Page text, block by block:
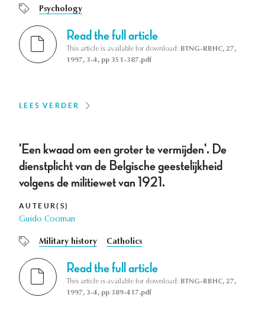
Psychology
Read the full article
This article is available for download: BTNG-RBHC, 27,
1997, 3-4, pp 351-387.pdf
LEES VERDER
'Een kwaad om een groter te vermijden'. De
dienstplicht van de Belgische geestelijkheid
volgens de militiewet van 1921.
AUTEUR(S)
Guido Cooman
Military history Catholics
Read the full article
This article is available for download: BTNG-RBHC, 27,
1997, 3-4, pp 389-417.pdf